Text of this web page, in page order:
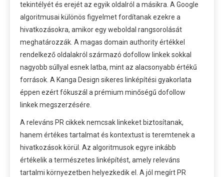
tekintélyét és erejét az egyik oldalról a másikra. A Google
algoritmusai különös figyelmet fordítanak ezekre a
hivatkozásokra, amikor egy weboldal rangsorolását
meghatározzák. A magas domain authority értékkel
rendelkező oldalakról származó dofollow linkek sokkal
nagyobb súllyal esnek latba, mint az alacsonyabb értékű
források. A Kanga Design sikeres linképítési gyakorlata
éppen ezért fókuszál a prémium minőségű dofollow
linkek megszerzésére.
A releváns PR cikkek nemcsak linkeket biztosítanak,
hanem értékes tartalmat és kontextust is teremtenek a
hivatkozások körül. Az algoritmusok egyre inkább
értékelik a természetes linképítést, amely releváns
tartalmi környezetben helyezkedik el. A jól megírt PR